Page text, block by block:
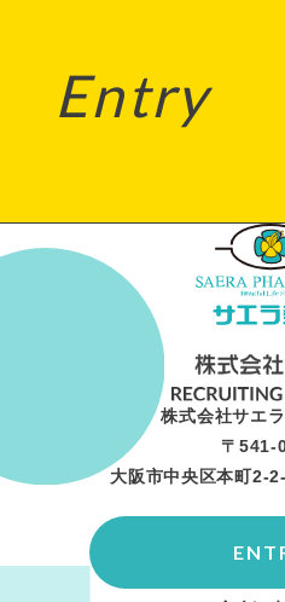
Entry
株式会社サエ
〒541-
大阪市中央区本町2-